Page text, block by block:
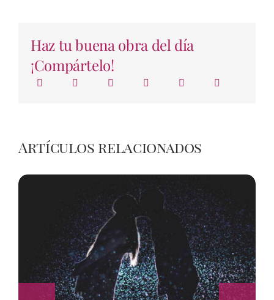
Haz tu buena obra del día
¡Compártelo!
Artículos relacionados